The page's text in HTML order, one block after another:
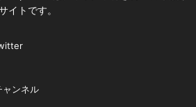
イトです。
ンネル